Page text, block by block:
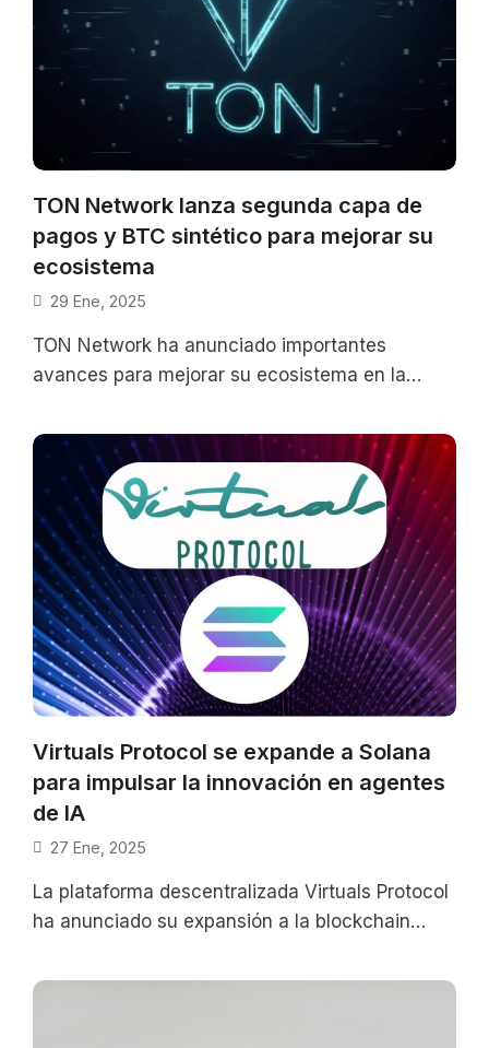
TON Network lanza segunda capa de
pagos y BTC sintético para mejorar su
ecosistema
29 Ene, 2025
TON Network ha anunciado importantes
avances para mejorar su ecosistema en la
red
Virtuals Protocol se expande a Solana
para impulsar la innovación en agentes
de IA
27 Ene, 2025
La plataforma descentralizada Virtuals Protocol
ha anunciado su expansión a la blockchain
presencia